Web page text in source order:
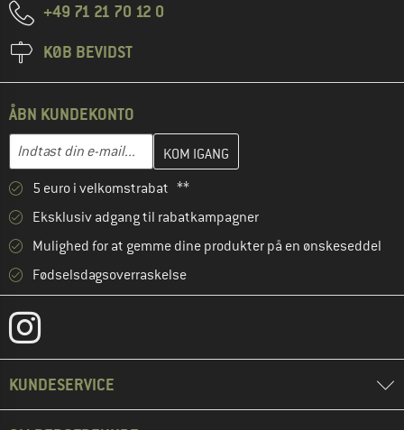
+49 71 21 70 12 0
KØB BEVIDST
ÅBN KUNDEKONTO
E-mail-adresse
Indtast din e-mailadresse her, og opret i næste trin din
5 euro i velkomstrabat **
Eksklusiv adgang til rabatkampagner
Mulighed for at gemme dine produkter på en ønskeseddel
Fødselsdagsoverraskelse
KUNDESERVICE